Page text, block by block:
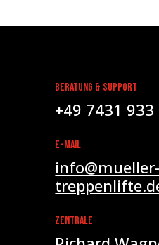
Beratung & Support
+49 7431 933
E-Mail
info@mueller-
Zentrale